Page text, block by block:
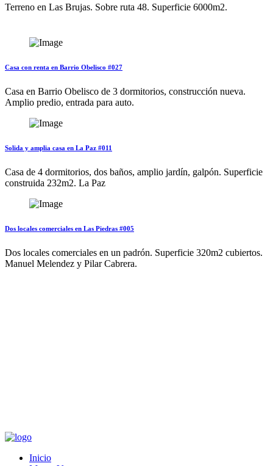
Terreno en Las Brujas. Sobre ruta 48. Superficie 6000m2.
Casa con renta en Barrio Obelisco #027
Casa en Barrio Obelisco de 3 dormitorios, construcción nueva.
Amplio predio, entrada para auto.
Solida y amplia casa en La Paz #011
Casa de 4 dormitorios, dos baños, amplio jardín, galpón. Superficie
construida 232m2. La Paz
Dos locales comerciales en Las Piedras #005
Dos locales comerciales en un padrón. Superficie 320m2 cubiertos.
Manuel Melendez y Pilar Cabrera.
Inicio